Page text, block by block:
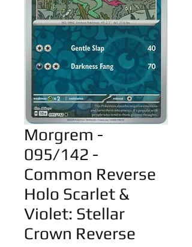
Morgrem -
095/142 -
Common Reverse
Holo Scarlet &
Violet: Stellar
Crown Reverse